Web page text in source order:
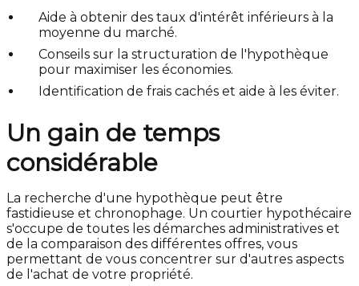
Aide à obtenir des taux d'intérêt inférieurs à la
moyenne du marché.
Conseils sur la structuration de l'hypothèque
pour maximiser les économies.
Identification de frais cachés et aide à les éviter.
Un gain de temps
considérable
La recherche d'une hypothèque peut être
fastidieuse et chronophage. Un courtier hypothécaire
s'occupe de toutes les démarches administratives et
de la comparaison des différentes offres, vous
permettant de vous concentrer sur d'autres aspects
de l'achat de votre propriété.